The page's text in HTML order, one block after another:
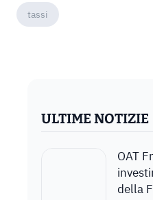
tassi
ULTIME NOTIZIE
OAT
della